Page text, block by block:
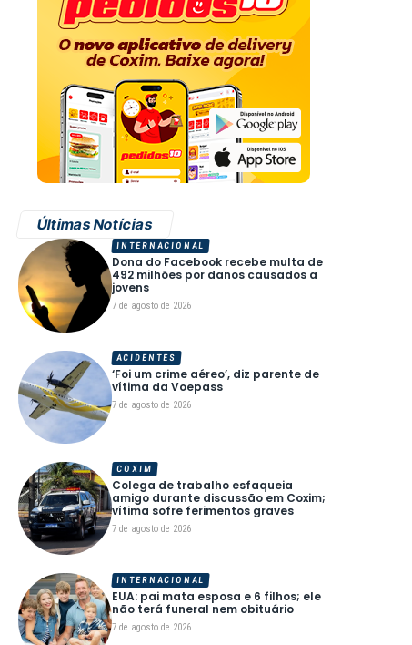
Últimas Notícias
Dona do Facebook recebe multa de
492 milhões por danos causados a
jovens
7 de agosto de 2026
INTERNACIONAL
‘Foi um crime aéreo’, diz parente de
vítima da Voepass
7 de agosto de 2026
ACIDENTES
Colega de trabalho esfaqueia
amigo durante discussão em Coxim;
vítima sofre ferimentos graves
7 de agosto de 2026
COXIM
EUA: pai mata esposa e 6 filhos; ele
não terá funeral nem obituário
7 de agosto de 2026
INTERNACIONAL